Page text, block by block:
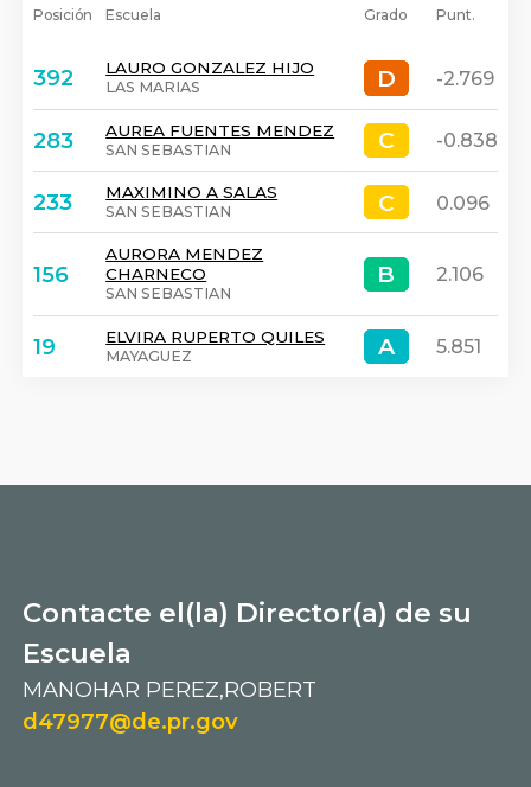
Posición Escuela Grado Punt.
392 LAURO GONZALEZ HIJO
LAS MARIAS D
D -2.769
283 AUREA FUENTES MENDEZ
SAN SEBASTIAN C
C -0.838
233 MAXIMINO A SALAS
SAN SEBASTIAN C
C 0.096
156
AURORA MENDEZ
CHARNECO
SAN SEBASTIAN
B
B 2.106
19 ELVIRA RUPERTO QUILES
MAYAGUEZ A
A 5.851
Contacte el(la) Director(a) de su
Escuela
MANOHAR PEREZ,ROBERT
d47977@de.pr.gov